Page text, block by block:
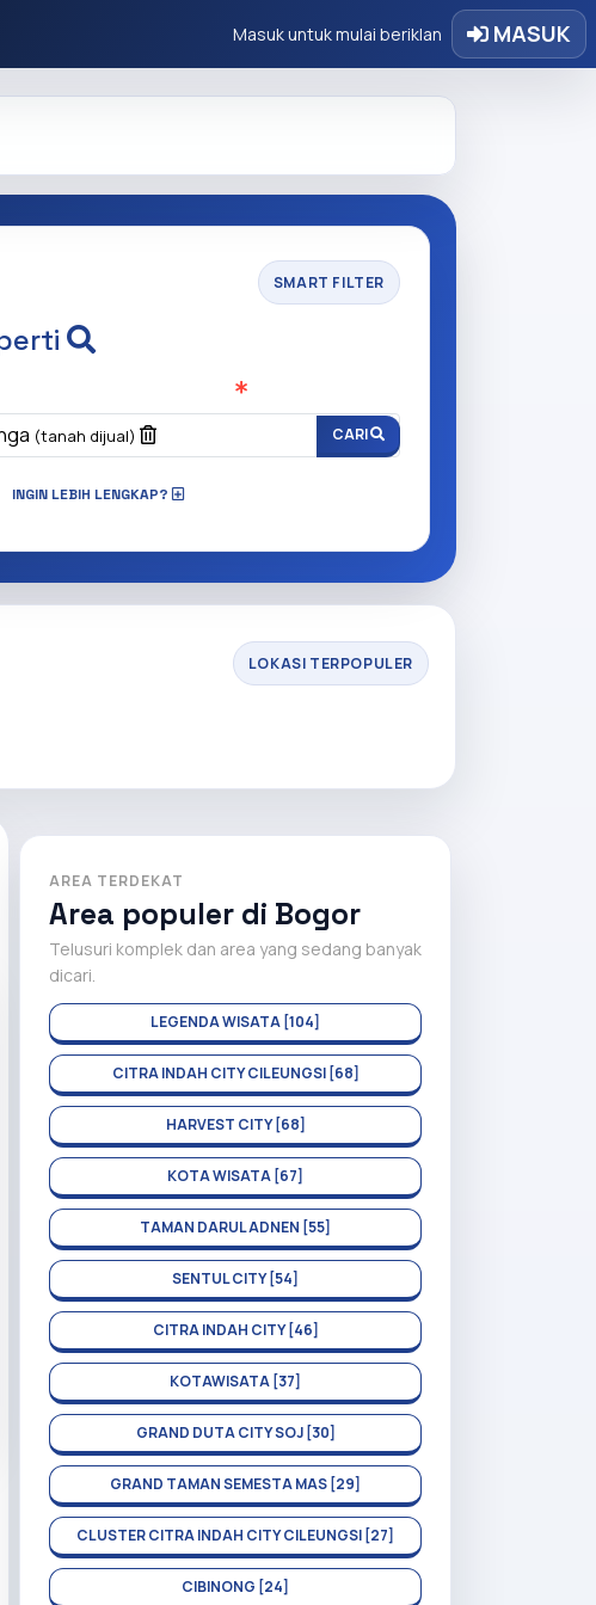
Masuk untuk mulai beriklan MASUK
SMART FILTER
(tanah dijual) CARI
INGIN LEBIH LENGKAP?
LOKASI TERPOPULER
AREA TERDEKAT
Area populer di Bogor
Telusuri komplek dan area yang sedang banyak
dicari.
LEGENDA WISATA [104]
CITRA INDAH CITY CILEUNGSI [68]
HARVEST CITY [68]
KOTA WISATA [67]
TAMAN DARUL ADNEN [55]
SENTUL CITY [54]
CITRA INDAH CITY [46]
KOTAWISATA [37]
GRAND DUTA CITY SOJ [30]
GRAND TAMAN SEMESTA MAS [29]
CLUSTER CITRA INDAH CITY CILEUNGSI [27]
CIBINONG [24]